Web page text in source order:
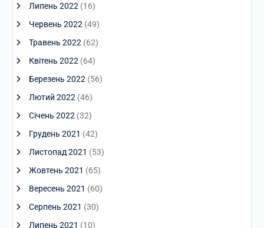
Липень 2022 (16)
Червень 2022 (49)
Травень 2022 (62)
Квітень 2022 (64)
Березень 2022 (56)
Лютий 2022 (46)
Січень 2022 (32)
Грудень 2021 (42)
Листопад 2021 (53)
Жовтень 2021 (65)
Вересень 2021 (60)
Серпень 2021 (30)
Липень 2021 (10)